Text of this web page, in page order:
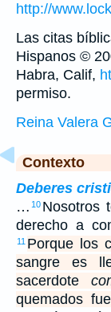
http://
Las citas
Hispanos ©
Habra, Calif,
permiso.
Reina Valera
Contexto
Deberes
… 10 Nosotros
derecho a
11 Porque los
sangre es
sacerdote
quemados